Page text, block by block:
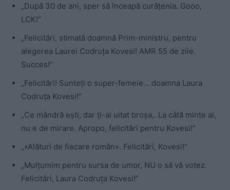
„După 30 de ani, sper să înceapă curățenia. Gooo,
LCK!”
„Felicitări, stimată doamnă Prim-ministru, pentru
alegerea Laurei Codruța Kovesi! AMR 55 de zile.
Succes!”
„Felicitări! Sunteți o super-femeie… doamna Laura
Codruța Kovesi!”
„Ce mândră ești, dar ți-ai uitat broșa,. La câtă minte ai,
nu e de mirare. Apropo, felicitări pentru Kovesi!”
„«Alături de fiecare român». Felicitări, Kovesi!”
„Mulțumim pentru sursa de umor, NU o să vă votez.
Felicitări, Laura Codruța Kovesi!”